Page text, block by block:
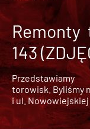
143
torowisk. Byliśmy
i ul. Nowowiejskiej